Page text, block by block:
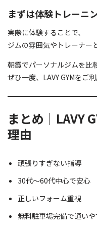
まずは体験トレーニ
実際に体験することで、
ジムの雰囲気やトレーナー
朝霞でパーソナルジムを比
ぜひ一度、LAVY GYMをご利
まとめ｜LAVY
理由
頑張りすぎない指導
30代〜60代中心で安心
正しいフォーム重視
無料駐車場完備で通いや